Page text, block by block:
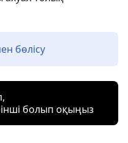
бөлісу
болып оқыңыз